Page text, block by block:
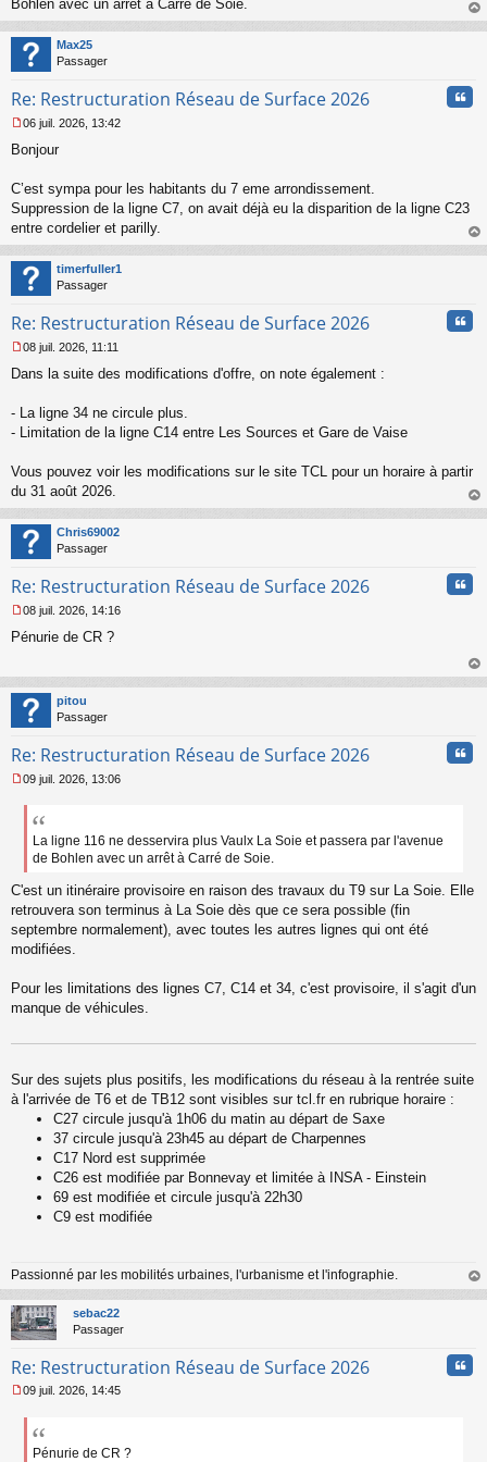
u
Bohlen avec un arrêt à Carré de Soie.
au
Max25
Passager
Re: Restructuration Réseau de Surface 2026
e
s
g
e
n
o
n
l
06 juil. 2026, 13:42
Bonjour
C’est sympa pour les habitants du 7 eme arrondissement.
Suppression de la ligne C7, on avait déjà eu la disparition de la ligne C23
entre cordelier et parilly.
au
timerfuller1
Passager
Re: Restructuration Réseau de Surface 2026
e
s
a
g
n
o
n
l
u
08 juil. 2026, 11:11
Dans la suite des modifications d'offre, on note également :
- La ligne 34 ne circule plus.
- Limitation de la ligne C14 entre Les Sources et Gare de Vaise
Vous pouvez voir les modifications sur le site TCL pour un horaire à partir
du 31 août 2026.
au
Chris69002
Passager
Re: Restructuration Réseau de Surface 2026
e
a
g
e
o
l
08 juil. 2026, 14:16
Pénurie de CR ?
au
pitou
Passager
Re: Restructuration Réseau de Surface 2026
e
g
e
n
n
l
09 juil. 2026, 13:06
La ligne 116 ne desservira plus Vaulx La Soie et passera par l'avenue
de Bohlen avec un arrêt à Carré de Soie.
C'est un itinéraire provisoire en raison des travaux du T9 sur La Soie. Elle
retrouvera son terminus à La Soie dès que ce sera possible (fin
septembre normalement), avec toutes les autres lignes qui ont été
modifiées.
Pour les limitations des lignes C7, C14 et 34, c'est provisoire, il s'agit d'un
manque de véhicules.
Sur des sujets plus positifs, les modifications du réseau à la rentrée suite
à l'arrivée de T6 et de TB12 sont visibles sur tcl.fr en rubrique horaire :
C27 circule jusqu'à 1h06 du matin au départ de Saxe
37 circule jusqu'à 23h45 au départ de Charpennes
C17 Nord est supprimée
C26 est modifiée par Bonnevay et limitée à INSA - Einstein
69 est modifiée et circule jusqu'à 22h30
C9 est modifiée
Passionné par les mobilités urbaines, l'urbanisme et l'infographie.
au
sebac22
Passager
Re: Restructuration Réseau de Surface 2026
e
09 juil. 2026, 14:45
Pénurie de CR ?